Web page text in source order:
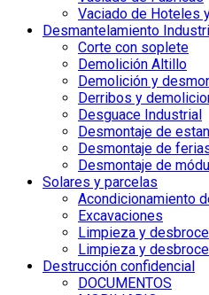
Vaciado de Hoteles
Desmantelamiento
Corte con soplete
Demolición Altillo
Demolición y
Derribos y
Desguace Industrial
Desmontaje de
Desmontaje de
Desmontaje de
Solares y parcelas
Acondicionamiento
Excavaciones
Limpieza y
Limpieza y
Destrucción confidencial
DOCUMENTOS